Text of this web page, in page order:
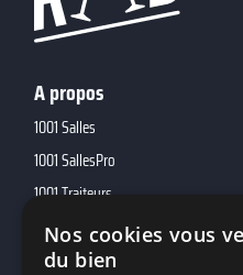
A propos
1001 Salles
1001 SallesPro
1001 Traiteurs
1001 DJ
10h01
Nos cookies vous
du bien